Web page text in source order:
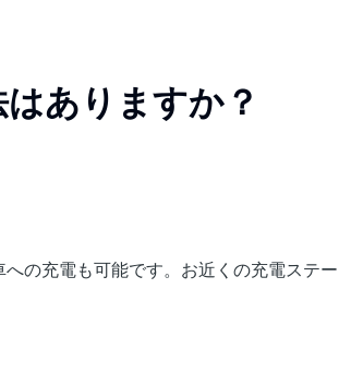
ありますか？
の充電も可能です。お近くの充電ステ